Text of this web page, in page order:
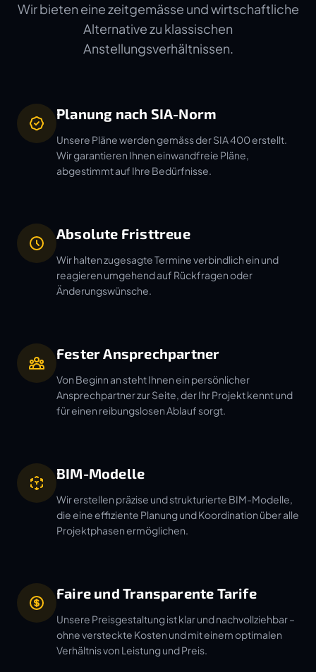
Wir bieten eine zeitgemässe und wirtschaftliche
Alternative zu klassischen
Anstellungsverhältnissen.
Planung nach SIA-Norm
Unsere Pläne werden gemäss der SIA 400 erstellt.
Wir garantieren Ihnen einwandfreie Pläne,
abgestimmt auf Ihre Bedürfnisse.
Absolute Fristtreue
Wir halten zugesagte Termine verbindlich ein und
reagieren umgehend auf Rückfragen oder
Änderungswünsche.
Fester Ansprechpartner
Von Beginn an steht Ihnen ein persönlicher
Ansprechpartner zur Seite, der Ihr Projekt kennt und
für einen reibungslosen Ablauf sorgt.
BIM-Modelle
Wir erstellen präzise und strukturierte BIM-Modelle,
die eine effiziente Planung und Koordination über alle
Projektphasen ermöglichen.
Faire und Transparente Tarife
Unsere Preisgestaltung ist klar und nachvollziehbar –
ohne versteckte Kosten und mit einem optimalen
Verhältnis von Leistung und Preis.